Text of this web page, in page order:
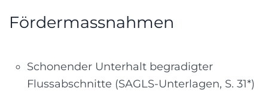
Fördermassnahmen
Schonender Unterhalt begradigter
Flussabschnitte (SAGLS-Unterlagen, S. 31*)